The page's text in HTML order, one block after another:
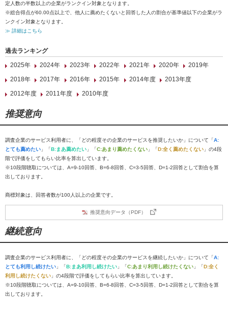
定人数の半数以上の企業がランクイン対象となります。
※総合得点が60.00点以上で、他人に薦めたくないと回答した人の割合が基準値以下の企業がラ
ンクイン対象となります。
≫ 詳細はこちら
過去ランキング
2025年
2024年 2023年 2022年 2021年 2020年
2019年
2018年
2017年 2016年 2015年 2014年度
2013年度
2012年度
2011年度 2010年度
推奨意向
調査企業のサービス利用者に、「どの程度その企業のサービスを推奨したいか」について「A:
とても薦めたい 」「B:まあ薦めたい 」「C:あまり薦めたくない 」「D:全く薦めたくない 」の4段
階で評価をしてもらい比率を算出しています。
※10段階聴取については、A=9-10回答、B=6-8回答、C=3-5回答、D=1-2回答として割合を算
出しております。
商標対象は、回答者数が100人以上の企業です。
推奨意向データ（PDF）
継続意向
調査企業のサービス利用者に、「どの程度その企業のサービスを継続したいか」について「A:
とても利用し続けたい 」「B:まあ利用し続けたい 」「C:あまり利用し続けたくない 」「D:全く
利用し続けたくない 」の4段階で評価をしてもらい比率を算出しています。
※10段階聴取については、A=9-10回答、B=6-8回答、C=3-5回答、D=1-2回答として割合を算
出しております。